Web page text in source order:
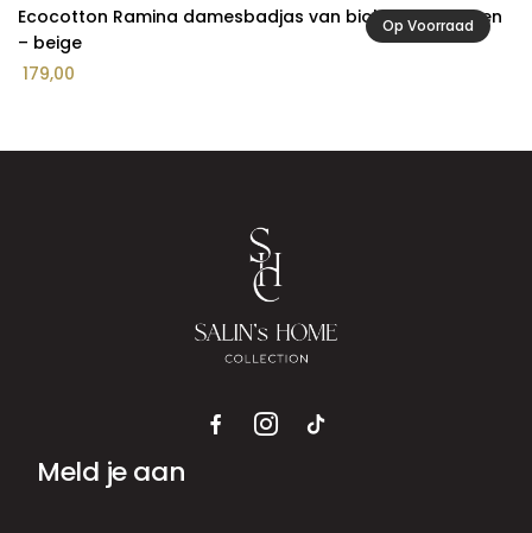
Op Voorraad
Ecocotton Ramina damesbadjas van biologisch katoen
– beige
179,00
Meld je aan